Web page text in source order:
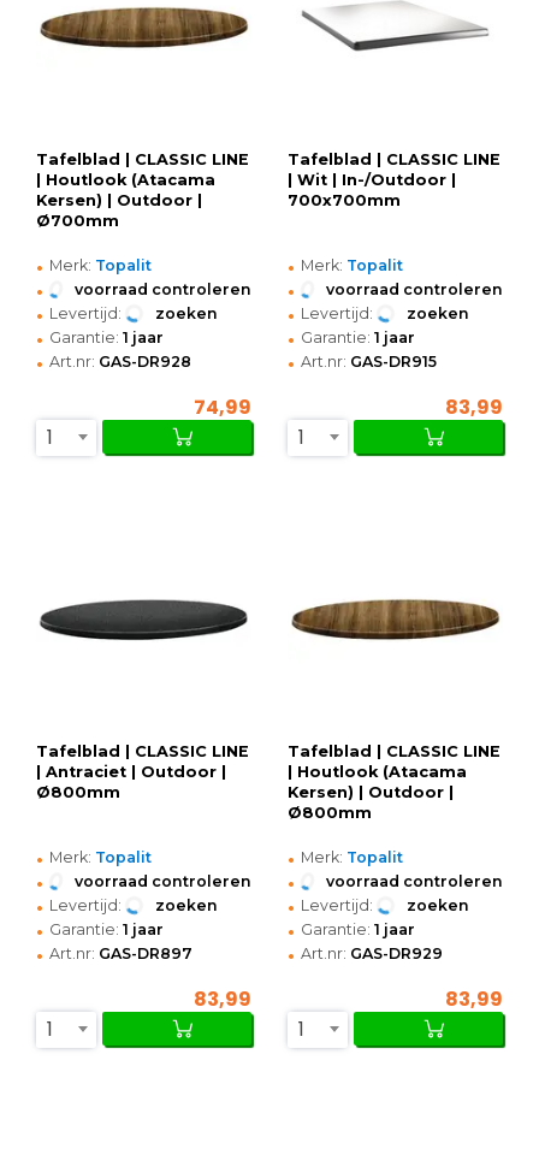
Tafelblad | CLASSIC LINE
| Houtlook (Atacama
Kersen) | Outdoor |
Ø700mm
• Merk: Topalit
• voorraad controleren
• Levertijd: zoeken
• Garantie: 1 jaar
• Art.nr: GAS-DR928
74,99
1
Tafelblad | CLASSIC LINE
| Wit | In-/Outdoor |
700x700mm
• Merk: Topalit
• voorraad controleren
• Levertijd: zoeken
• Garantie: 1 jaar
• Art.nr: GAS-DR915
83,99
1
Tafelblad | CLASSIC LINE
| Antraciet | Outdoor |
Ø800mm
• Merk: Topalit
• voorraad controleren
• Levertijd: zoeken
• Garantie: 1 jaar
• Art.nr: GAS-DR897
83,99
1
Tafelblad | CLASSIC LINE
| Houtlook (Atacama
Kersen) | Outdoor |
Ø800mm
• Merk: Topalit
• voorraad controleren
• Levertijd: zoeken
• Garantie: 1 jaar
• Art.nr: GAS-DR929
83,99
1